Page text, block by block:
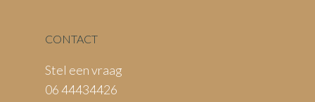
CONTACT
Stel een vraag
06 44434426